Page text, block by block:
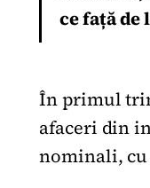
ce față de
În primul
afaceri din
nominali,